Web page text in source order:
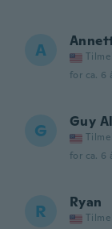
A
for ca. 6
G Guy
for ca. 6
R Ryan